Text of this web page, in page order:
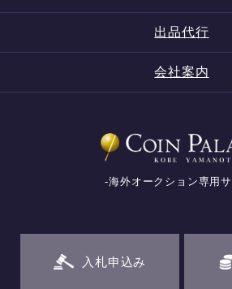
出品代行
会社案内
-海外オークション専用
入札申込み